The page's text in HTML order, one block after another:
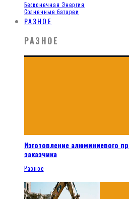
Бесконечная Энергия
Солнечные батареи
РАЗНОЕ
РАЗНОЕ
Изготовление алюминиевого
заказчика
Разное